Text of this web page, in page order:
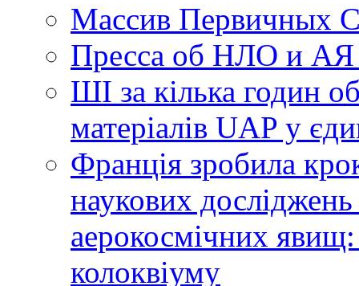
Массив Первичных
Пресса об НЛО и
ШІ за кілька годин
матеріалів UAP у
Франція зробила
наукових
аерокосмічних
колоквіуму